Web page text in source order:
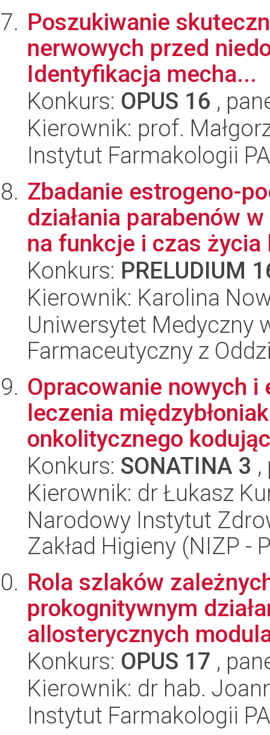
Poszukiwanie
nerwowych przed
Identyfikacja mecha...
Konkurs: OPUS 16 ,
Kierownik: prof.
Instytut Farmakologii
Zbadanie estrogeno-
działania parabenów
na funkcje i czas życia
Konkurs: PRELUDIUM
Kierownik: Karolina
Uniwersytet Medyczny
Farmaceutyczny z
Opracowanie nowych
leczenia
onkolitycznego
Konkurs: SONATINA 3
Kierownik: dr Łukasz
Narodowy Instytut
Zakład Higieny (NIZP -
Rola szlaków
prokognitywnym
allosterycznych
Konkurs: OPUS 17 ,
Kierownik: dr hab.
Instytut Farmakologii